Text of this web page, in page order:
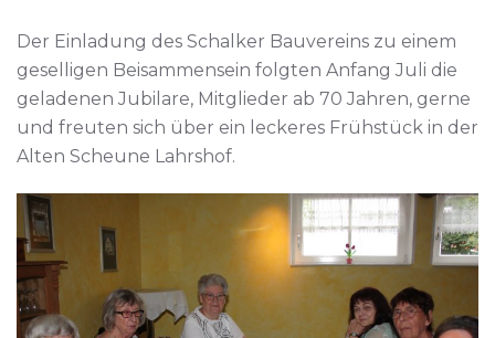
Der Einladung des Schalker Bauvereins zu einem
geselligen Beisammensein folgten Anfang Juli die
geladenen Jubilare, Mitglieder ab 70 Jahren, gerne
und freuten sich über ein leckeres Frühstück in der
Alten Scheune Lahrshof.